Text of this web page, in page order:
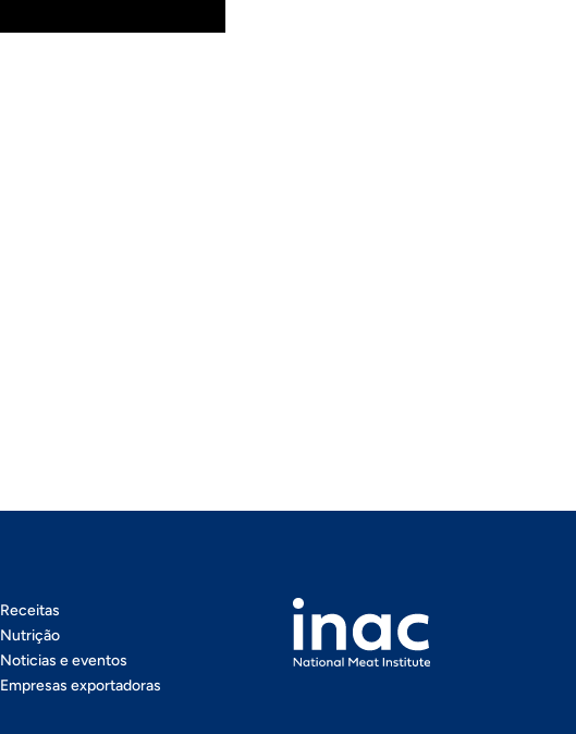
Receitas
Nutrição
Noticias e eventos
Empresas exportadoras